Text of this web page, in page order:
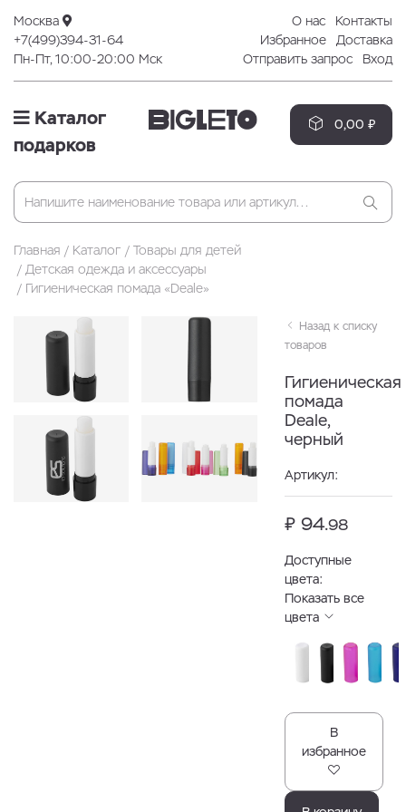
Москва
+7(499)394-31-64
Пн-Пт, 10:00-20:00 Мск
О нас
Контакты
Избранное
Доставка
Отправить запрос
Вход
Каталог
подарков
0,00 ₽
Главная Каталог
Товары для детей
Детская одежда и аксессуары
Гигиеническая помада «Deale»
Назад к списку
товаров
Гигиеническая
помада
Deale,
черный
Артикул:
₽ 94.98
Доступные
цвета:
Показать все
цвета
В
избранное